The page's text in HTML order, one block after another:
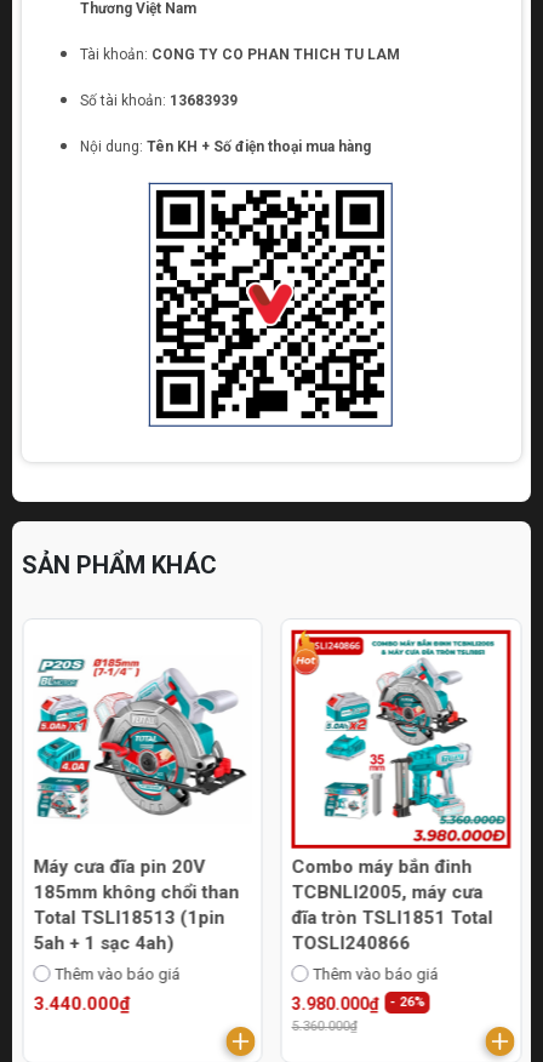
Thương Việt Nam
Tài khoản: CONG TY CO PHAN THICH TU LAM
Số tài khoản: 13683939
Nội dung: Tên KH + Số điện thoại mua hàng
SẢN PHẨM KHÁC
Máy cưa đĩa pin 20V
185mm không chổi than
Total TSLI18513 (1pin
5ah + 1 sạc 4ah)
Thêm vào báo giá
3.440.000₫
Combo máy bắn đinh
TCBNLI2005, máy cưa
đĩa tròn TSLI1851 Total
TOSLI240866
Thêm vào báo giá
3.980.000₫
5.360.000₫
- 26%